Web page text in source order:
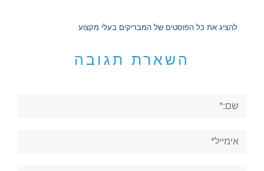
להציג את כל הפוסטים של המבריקים בעלי מקצוע
השארת תגובה